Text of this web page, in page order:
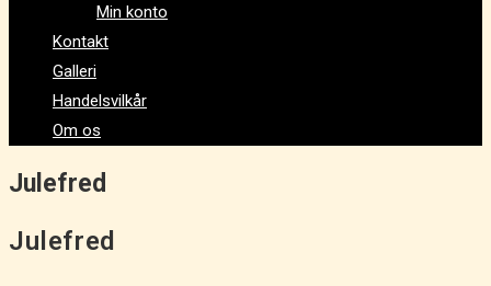
Min konto
Kontakt
Galleri
Handelsvilkår
Om os
Julefred
Julefred